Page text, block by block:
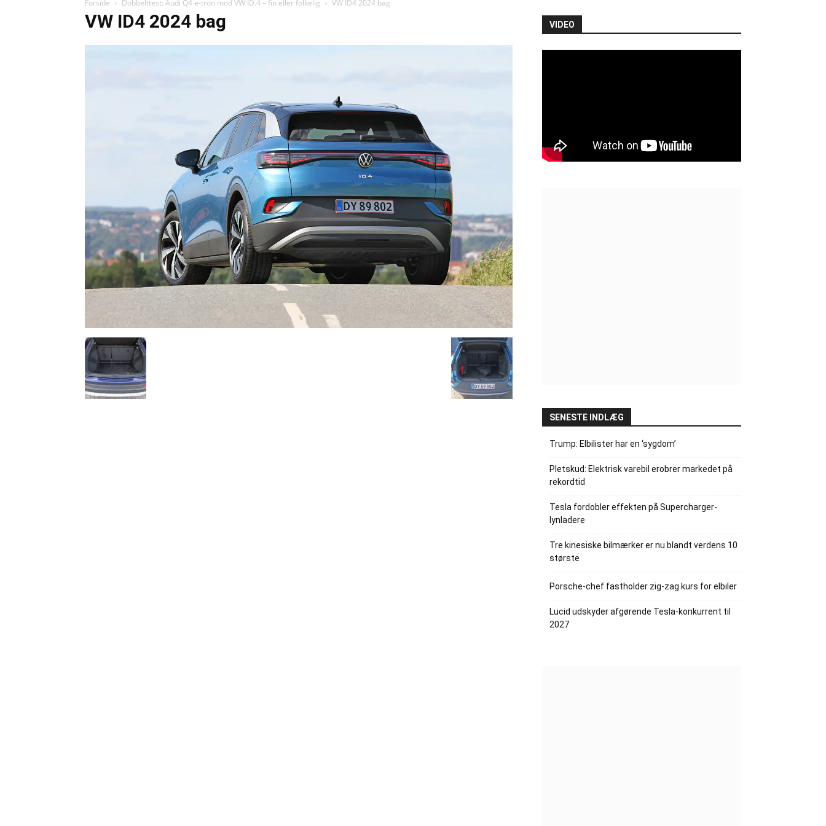
Forside Dobbelttest: Audi Q4 e-tron mod VW ID.4 – fin eller folkelig VW ID4 2024 bag
VW ID4 2024 bag VIDEO
SENESTE INDLÆG
Trump: Elbilister har en ‘sygdom’
Pletskud: Elektrisk varebil erobrer markedet på
rekordtid
Tesla fordobler effekten på Supercharger-
lynladere
Tre kinesiske bilmærker er nu blandt verdens 10
største
Porsche-chef fastholder zig-zag kurs for elbiler
Lucid udskyder afgørende Tesla-konkurrent til
2027